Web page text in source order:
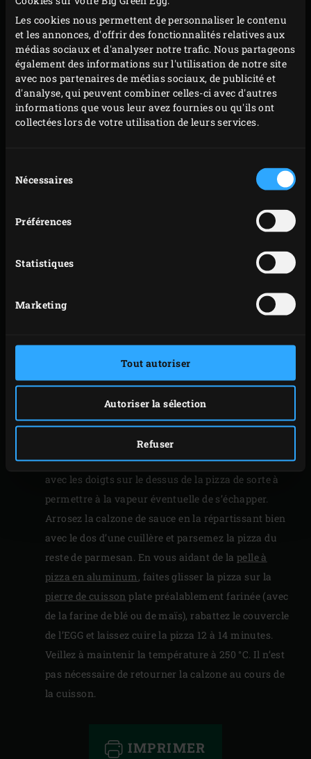
Les cookies nous permettent de personnaliser le contenu
et les annonces, d'offrir des fonctionnalités relatives aux
médias sociaux et d'analyser notre trafic. Nous partageons
également des informations sur l'utilisation de notre site
avec nos partenaires de médias sociaux, de publicité et
d'analyse, qui peuvent combiner celles-ci avec d'autres
informations que vous leur avez fournies ou qu'ils ont
collectées lors de votre utilisation de leurs services.
duNécessaires
Préférences
Statistiques
Marketing
Tout autoriser
Autoriser la sélection
Refuser
peau du poivron. Coupez la moitié du poireau, un
quart du poivron et la moitié de l’oignon rouge
(l’autre étant utilisée pour la sauce) en petits
morceaux. Les morceaux restants de poireau et de
poivron peuvent être utilisés pour une autre pizza
ou pour complimenter une savoureuse salade.
faites-la griller jusqu’à ce qu’elle prenne une belle
couleur dorée. Coupez la saucisse en petites
tranches. Mélangez la ricotta avec la moitié du
parmesan, salez (généreusement) et donnez à
Farinez légèrement le moule à calzone et
moitié en procédant comme suit : déposez tout
petites tranches de saucisse ainsi que les légumes
débités en petits morceaux. Assaisonnez au poivre
noir du moulin et au sel de mer et parsemez le tout
de fromage mature. Badigeonnez le bord de la pâte
d’huile d’olive. Rabattez en une seule fois le moule à
calzone et appuyez bien sur les bords.
Sortez la calzone du moule et faites un petit trou
avec les doigts sur le dessus de la pizza de sorte à
permettre à la vapeur éventuelle de s’échapper.
Arrosez la calzone de sauce en la répartissant bien
avec le dos d’une cuillère et parsemez la pizza du
reste de parmesan. En vous aidant de la pelle à
pizza en aluminum, faites glisser la pizza sur la
pierre de cuisson plate préalablement farinée (avec
de la farine de blé ou de maïs), rabattez le couvercle
de l’EGG et laissez cuire la pizza 12 à 14 minutes.
Veillez à maintenir la température à 250 °C. Il n’est
pas nécessaire de retourner la calzone au cours de
la cuisson.
IMPRIMER